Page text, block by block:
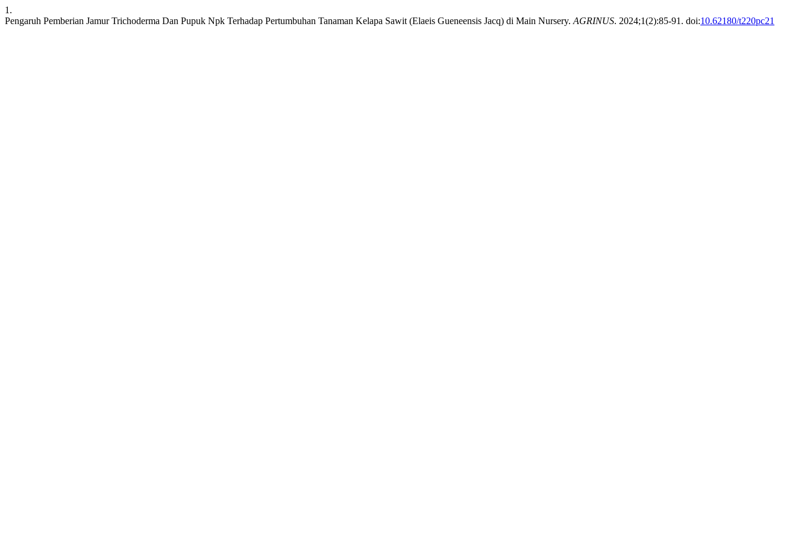
1.
Pengaruh Pemberian Jamur Trichoderma Dan Pupuk Npk Terhadap Pertumbuhan Tanaman Kelapa Sawit (Elaeis Gueneensis Jacq) di Main Nursery. AGRINUS. 2024;1(2):85-91. doi:10.62180/t220pc21